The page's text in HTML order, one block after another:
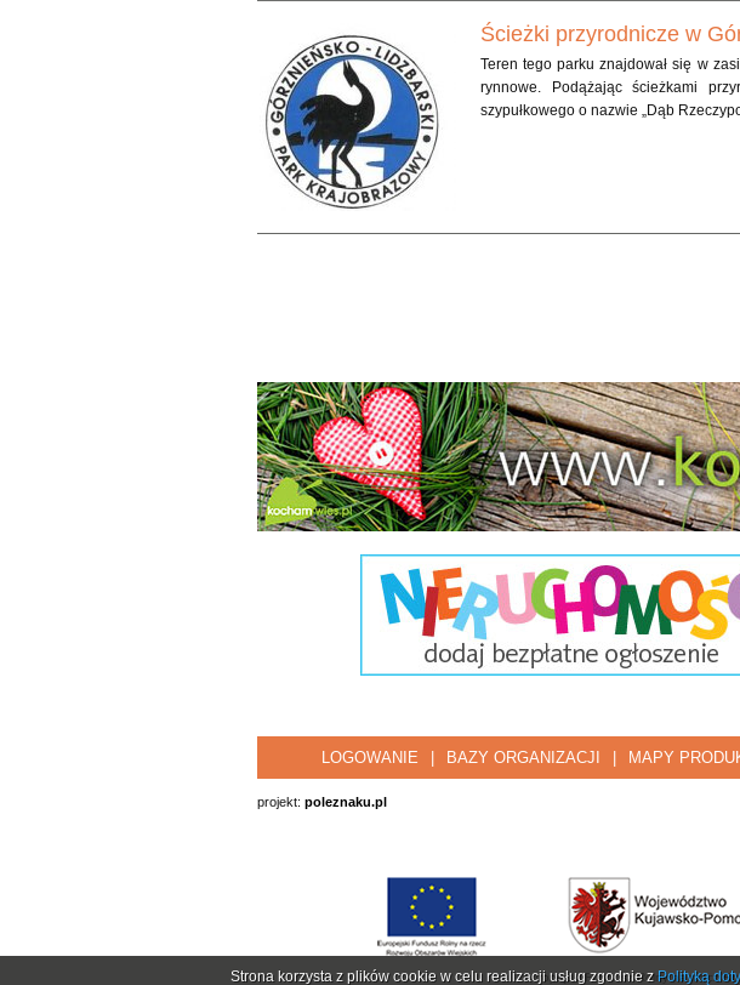
Ścieżki przyrodnicze w
Teren tego parku znajdował się w
rynnowe. Podążając ścieżkami
szypułkowego o nazwie „Dąb
LOGOWANIE BAZY ORGANIZACJI MAPY
projekt: poleznaku.pl
Europejski Fundusz Rolny na rzecz
Strona korzysta z plików cookie w celu realizacji usług zgodnie z Polityką